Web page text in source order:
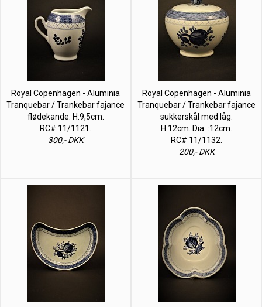
Royal Copenhagen - Aluminia
Tranquebar / Trankebar fajance
flødekande. H:9,5cm.
RC# 11/1121.
300,- DKK
Royal Copenhagen - Aluminia
Tranquebar / Trankebar fajance
sukkerskål med låg.
H:12cm. Dia. :12cm.
RC# 11/1132.
200,- DKK